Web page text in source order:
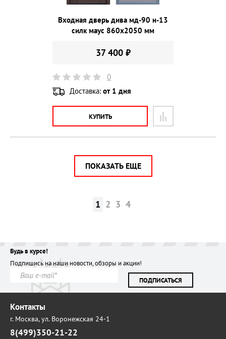
Входная дверь дива мд-90 н-13
силк маус 860х2050 мм
37 400 ₽
0
Доставка: от 1 дня
КУПИТЬ
ПОКАЗАТЬ ЕЩЕ
1 2 3 4
Будь в курсе!
Подпишись на наши новости, обзоры и акции!
ПОДПИСАТЬСЯ
Контакты
г. Москва,ул. Воронежская 24-1
8(499)350-21-22